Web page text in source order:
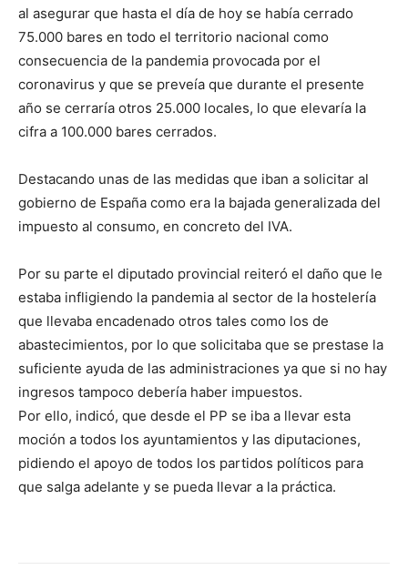
al asegurar que hasta el día de hoy se había cerrado
75.000 bares en todo el territorio nacional como
consecuencia de la pandemia provocada por el
coronavirus y que se preveía que durante el presente
año se cerraría otros 25.000 locales, lo que elevaría la
cifra a 100.000 bares cerrados.
Destacando unas de las medidas que iban a solicitar al
gobierno de España como era la bajada generalizada del
impuesto al consumo, en concreto del IVA.
Por su parte el diputado provincial reiteró el daño que le
estaba infligiendo la pandemia al sector de la hostelería
que llevaba encadenado otros tales como los de
abastecimientos, por lo que solicitaba que se prestase la
suficiente ayuda de las administraciones ya que si no hay
ingresos tampoco debería haber impuestos.
Por ello, indicó, que desde el PP se iba a llevar esta
moción a todos los ayuntamientos y las diputaciones,
pidiendo el apoyo de todos los partidos políticos para
que salga adelante y se pueda llevar a la práctica.